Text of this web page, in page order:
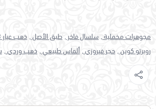
مجوهرات مخملية , سلسال فاخر , طبق الأصل , ذهب عيار 18 ,
روبرتو كوين , حجر فيروزي , ألماس طبيعي , ذهب وردي ,